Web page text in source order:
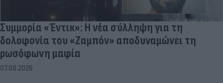
Συμμορία «Έντικ»: Η νέα σύλληψη για τη
δολοφονία του «Ζαμπόν» αποδυναμώνει τη
ρωσόφωνη μαφία
07.08.2026